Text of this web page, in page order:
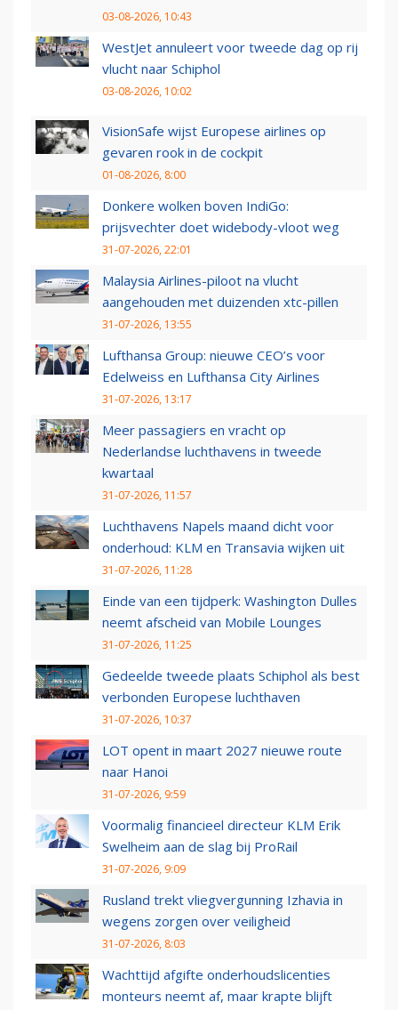
03-08-2026, 10:43
WestJet annuleert voor tweede dag op rij
vlucht naar Schiphol
03-08-2026, 10:02
VisionSafe wijst Europese airlines op
gevaren rook in de cockpit
01-08-2026, 8:00
Donkere wolken boven IndiGo:
prijsvechter doet widebody-vloot weg
31-07-2026, 22:01
Malaysia Airlines-piloot na vlucht
aangehouden met duizenden xtc-pillen
31-07-2026, 13:55
Lufthansa Group: nieuwe CEO’s voor
Edelweiss en Lufthansa City Airlines
31-07-2026, 13:17
Meer passagiers en vracht op
Nederlandse luchthavens in tweede
kwartaal
31-07-2026, 11:57
Luchthavens Napels maand dicht voor
onderhoud: KLM en Transavia wijken uit
31-07-2026, 11:28
Einde van een tijdperk: Washington Dulles
neemt afscheid van Mobile Lounges
31-07-2026, 11:25
Gedeelde tweede plaats Schiphol als best
verbonden Europese luchthaven
31-07-2026, 10:37
LOT opent in maart 2027 nieuwe route
naar Hanoi
31-07-2026, 9:59
Voormalig financieel directeur KLM Erik
Swelheim aan de slag bij ProRail
31-07-2026, 9:09
Rusland trekt vliegvergunning Izhavia in
wegens zorgen over veiligheid
31-07-2026, 8:03
Wachttijd afgifte onderhoudslicenties
monteurs neemt af, maar krapte blijft